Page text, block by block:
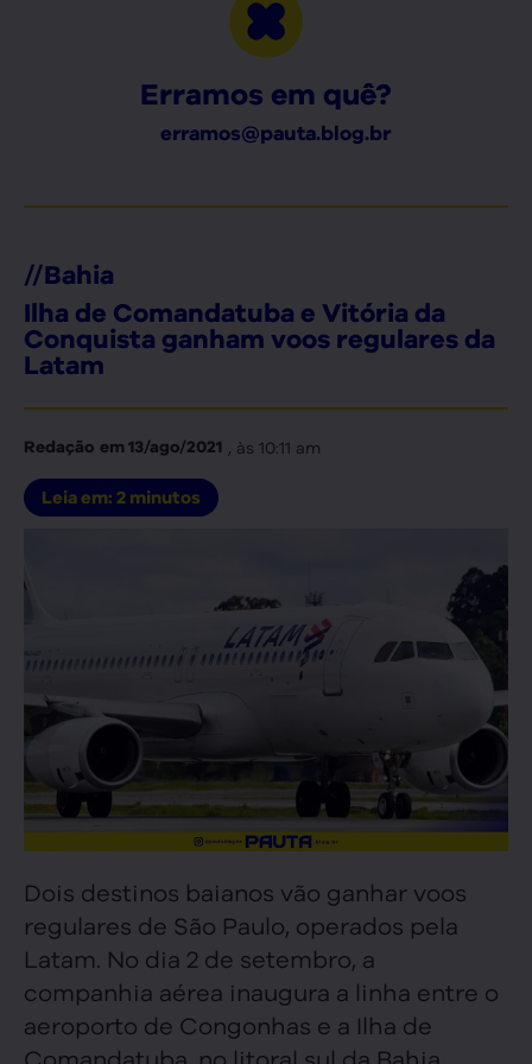
Erramos em quê?
erramos@pauta.blog.br
//Bahia
Ilha de Comandatuba e Vitória da
Conquista ganham voos regulares da
Latam
Redação em13/ago/2021 , às 10:11 am
Leia em: 2 minutos
Dois destinos baianos vão ganhar voos
regulares de São Paulo, operados pela
Latam. No dia 2 de setembro, a
companhia aérea inaugura a linha entre o
aeroporto de Congonhas e a Ilha de